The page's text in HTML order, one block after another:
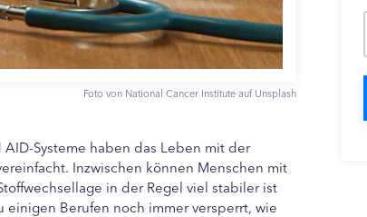
Foto von National Cancer Institute auf Unsplash
Systeme haben das Leben mit der
Inzwischen können Menschen mit
in der Regel viel stabiler ist
Berufen noch immer versperrt, wie